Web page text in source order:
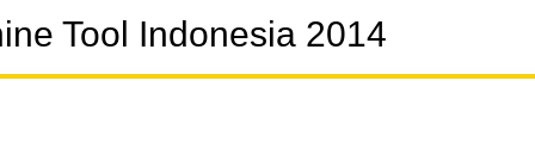
Tool Indonesia 2014